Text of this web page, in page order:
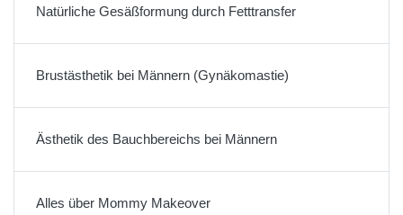
Natürliche Gesäßformung durch Fetttransfer
Brustästhetik bei Männern (Gynäkomastie)
Ästhetik des Bauchbereichs bei Männern
Alles über Mommy Makeover